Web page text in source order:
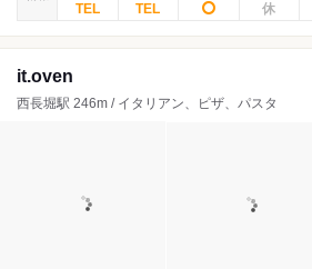
it.oven
西長堀駅 246m / イタリアン、ピザ、パスタ